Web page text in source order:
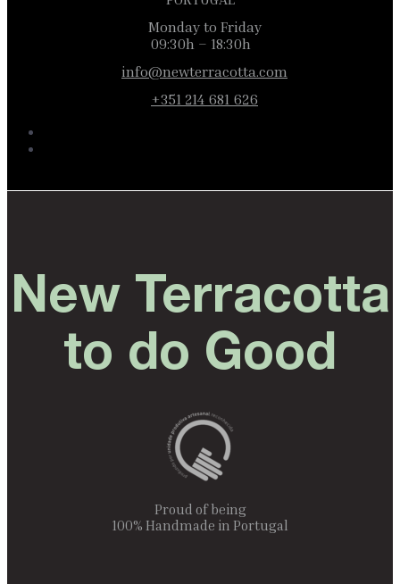
Monday to Friday
09:30h – 18:30h
info@newterracotta.com
+351 214 681 626
New Terracotta
to do Good
Proud of being
100% Handmade in Portugal